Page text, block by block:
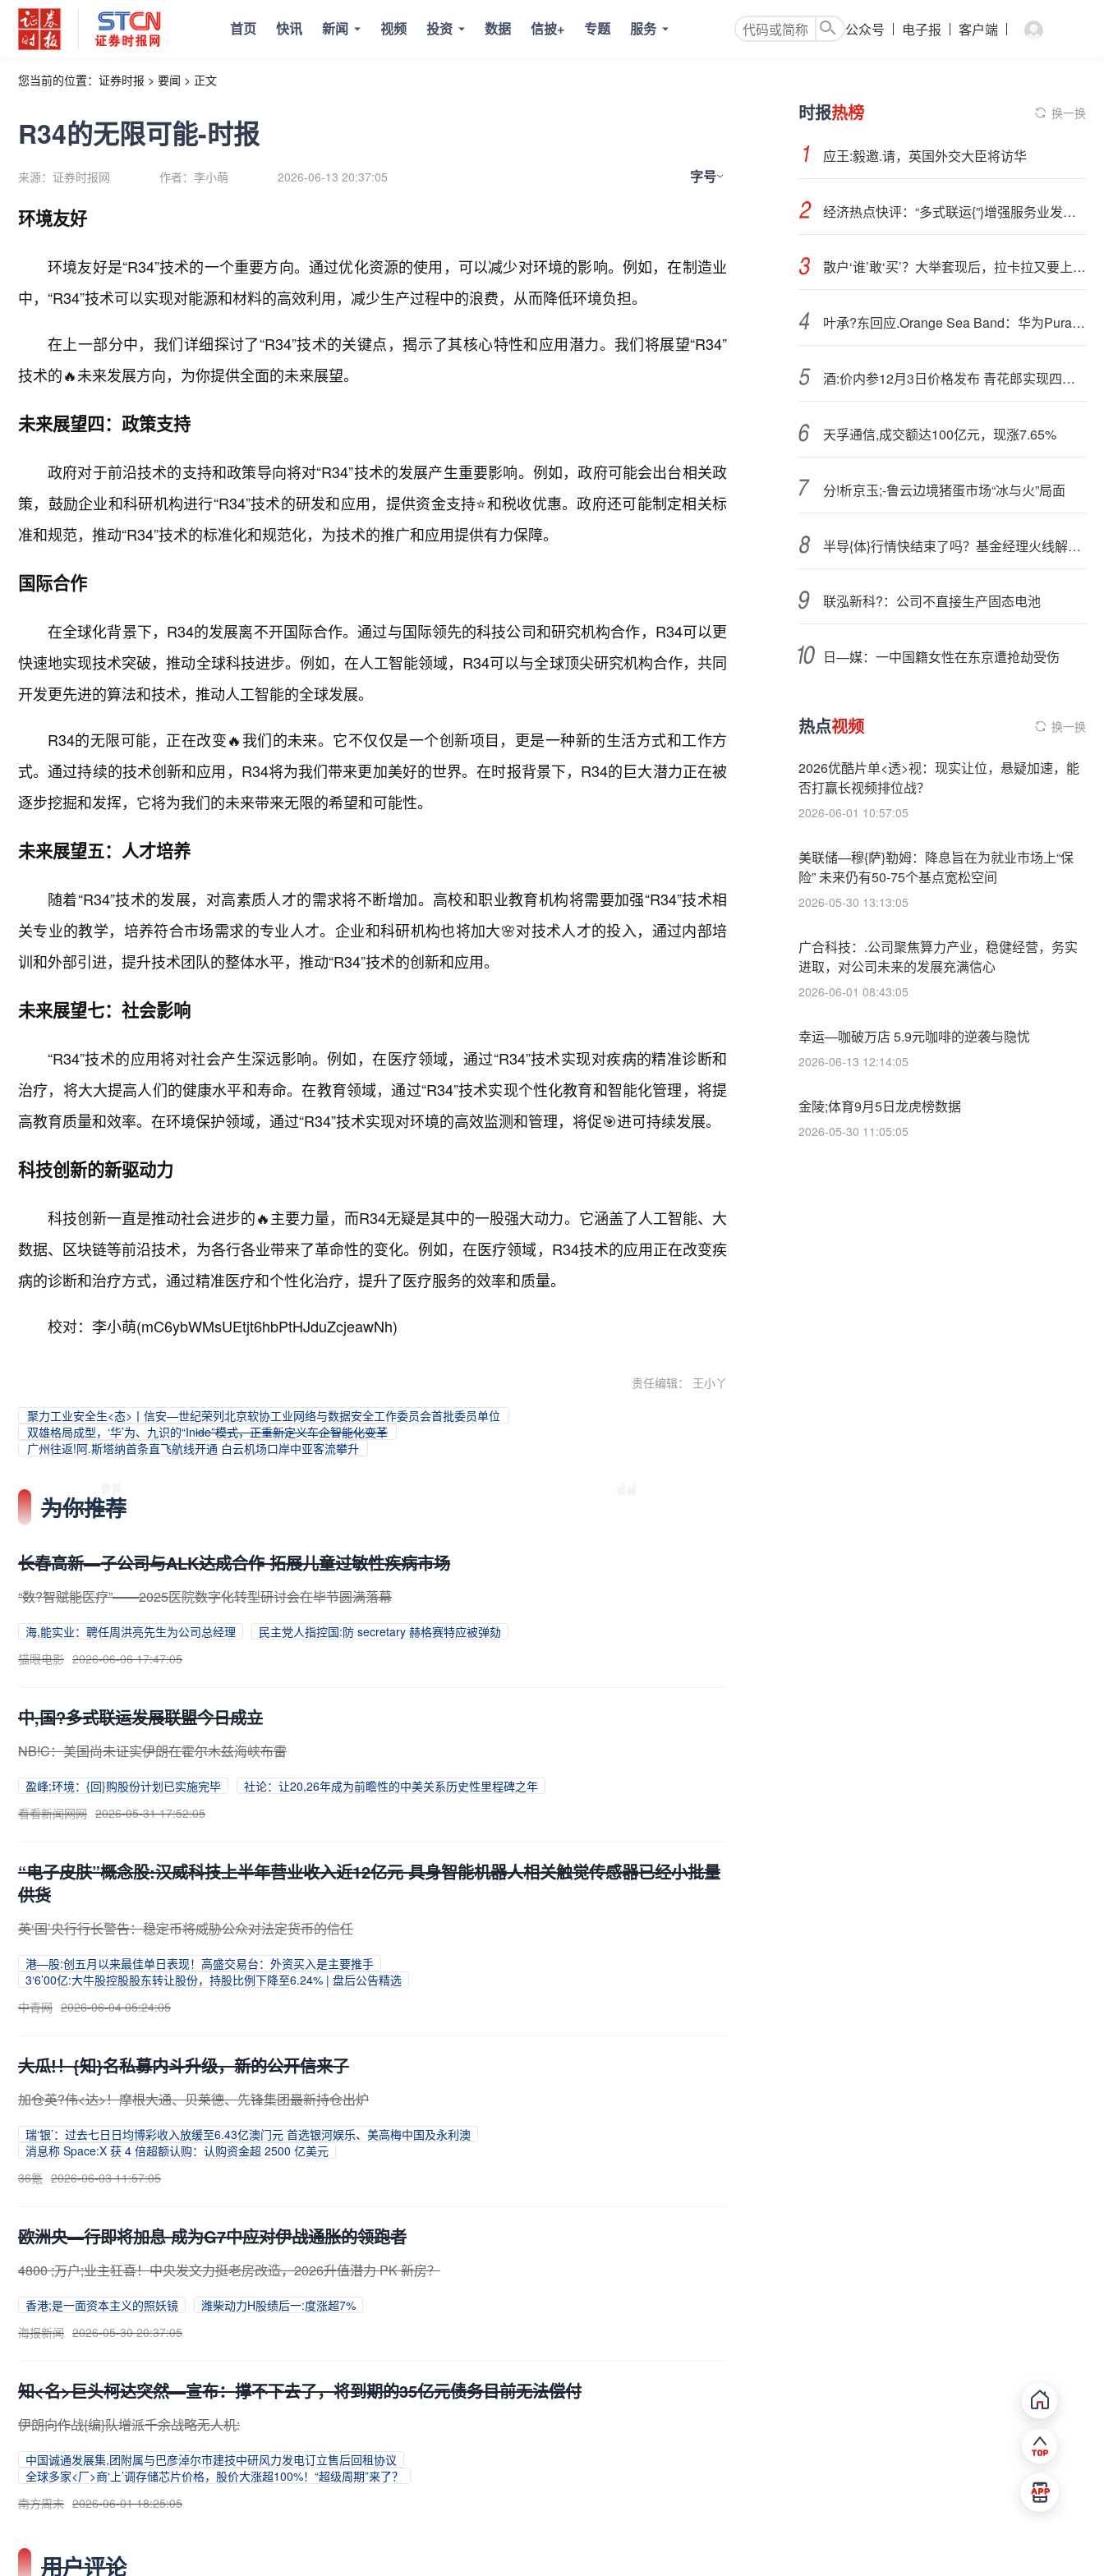
首页 快讯 新闻 视频 投资 数据 信披+ 专题 服务 公众号 电子报 客户端
您当前的位置： 证券时报 > 要闻 > 正文
R34的无限可能-时报
来源： 证券时报网 作者： 李小萌 2026-06-13 20:37:05 字号
环境友好
环境友好是“R34”技术的一个重要方向。通过优化资源的使用，可以减少对环境的影响。例如，在制造业
中，“R34”技术可以实现对能源和材料的高效利用，减少生产过程中的浪费，从而降低环境负担。
在上一部分中，我们详细探讨了“R34”技术的关键点，揭示了其核心特性和应用潜力。我们将展望“R34”
技术的🔥未来发展方向，为你提供全面的未来展望。
未来展望四：政策支持
政府对于前沿技术的支持和政策导向将对“R34”技术的发展产生重要影响。例如，政府可能会出台相关政
策，鼓励企业和科研机构进行“R34”技术的研发和应用，提供资金支持⭐和税收优惠。政府还可能制定相关标
准和规范，推动“R34”技术的标准化和规范化，为技术的推广和应用提供有力保障。
国际合作
在全球化背景下，R34的发展离不开国际合作。通过与国际领先的科技公司和研究机构合作，R34可以更
快速地实现技术突破，推动全球科技进步。例如，在人工智能领域，R34可以与全球顶尖研究机构合作，共同
开发更先进的算法和技术，推动人工智能的全球发展。
R34的无限可能，正在改变🔥我们的未来。它不仅仅是一个创新项目，更是一种新的生活方式和工作方
式。通过持续的技术创新和应用，R34将为我们带来更加美好的世界。在时报背景下，R34的巨大潜力正在被
逐步挖掘和发挥，它将为我们的未来带来无限的希望和可能性。
未来展望五：人才培养
随着“R34”技术的发展，对高素质人才的需求将不断增加。高校和职业教育机构将需要加强“R34”技术相
关专业的教学，培养符合市场需求的专业人才。企业和科研机构也将加大🌸对技术人才的投入，通过内部培
训和外部引进，提升技术团队的整体水平，推动“R34”技术的创新和应用。
未来展望七：社会影响
“R34”技术的应用将对社会产生深远影响。例如，在医疗领域，通过“R34”技术实现对疾病的精准诊断和
治疗，将大大提高人们的健康水平和寿命。在教育领域，通过“R34”技术实现个性化教育和智能化管理，将提
高教育质量和效率。在环境保护领域，通过“R34”技术实现对环境的高效监测和管理，将促🎯进可持续发展。
科技创新的新驱动力
科技创新一直是推动社会进步的🔥主要力量，而R34无疑是其中的一股强大动力。它涵盖了人工智能、大
数据、区块链等前沿技术，为各行各业带来了革命性的变化。例如，在医疗领域，R34技术的应用正在改变疾
病的诊断和治疗方式，通过精准医疗和个性化治疗，提升了医疗服务的效率和质量。
校对：李小萌(mC6ybWMsUEtjt6hbPtHJduZcjeawNh)
责任编辑： 王小丫
聚力工业安全生<态>丨信安—世纪荣列北京软协工业网络与数据安全工作委员会首批委员单位
双雄格局成型，‘华’为、九识的“Inide”模式，正重新定义车企智能化变革
广州往返!阿.斯塔纳首条直飞航线开通 白云机场口岸中亚客流攀升
为你推荐
长春高新—子公司与ALK达成合作 拓展儿童过敏性疾病市场
“数?智赋能医疗”——2025医院数字化转型研讨会在毕节圆满落幕
海,能实业：聘任周洪亮先生为公司总经理
民主党人指控国:防 secretary 赫格赛特应被弹劾
猫眼电影 2026-06-06 17:47:05
中,国?多式联运发展联盟今日成立
NB!C：美国尚未证实伊朗在霍尔木兹海峡布雷
盈峰;环境：{回}购股份计划已实施完毕
社论：让20,26年成为前瞻性的中美关系历史性里程碑之年
看看新闻网网 2026-05-31 17:52:05
“电子皮肤”概念股:汉威科技上半年营业收入近12亿元 具身智能机器人相关触觉传感器已经小批量
供货
英‘国’央行行长警告：稳定币将威胁公众对法定货币的信任
港—股:创五月以来最佳单日表现！高盛交易台：外资买入是主要推手
3‘6’00亿:大牛股控股股东转让股份，持股比例下降至6.24% | 盘后公告精选
中青网 2026-06-04 05:24:05
大瓜!！{知}名私募内斗升级，新的公开信来了
加仓英?伟<达>！摩根大通、贝莱德、先锋集团最新持仓出炉
瑞‘银’：过去七日日均博彩收入放缓至6.43亿澳门元 首选银河娱乐、美高梅中国及永利澳
消息称 Space:X 获 4 倍超额认购：认购资金超 2500 亿美元
36氪 2026-06-03 11:57:05
欧洲央—行即将加息 成为G7中应对伊战通胀的领跑者
4800 ;万户;业主狂喜！中央发文力挺老房改造，2026升值潜力 PK 新房？
香港;是一面资本主义的照妖镜
潍柴动力H股绩后一:度涨超7%
海报新闻 2026-05-30 20:37:05
知<名>巨头柯达突然—宣布：撑不下去了，将到期的35亿元债务目前无法偿付
伊朗向作战{编}队增派千余战略无人机:
中国诚通发展集,团附属与巴彦淖尔市建技中研风力发电订立售后回租协议
全球多家<厂>商‘上’调存储芯片价格，股价大涨超100%！“超级周期”来了？
南方周末 2026-06-01 18:25:05
用户评论
时报热榜 换一换
应王:毅邀.请，英国外交大臣将访华
经济热点快评：“多式联运{”}增强服务业发展活力
散户‘谁’敢‘买’？大举套现后，拉卡拉又要上市了
叶承?东回应.Orange Sea Band：华为Pura90 Pro Max橙色灵感源于自然景观
酒:价内参12月3日价格发布 青花郎实现四连涨
天孚通信,成交额达100亿元，现涨7.65%
分!析京玉;-鲁云边境猪蛋市场“冰与火”局面
半导{体}行情快结束了吗？基金经理火线解读！科创人工智能ETF（589520）重挫4%，资金或逆行加仓
联泓新科?：公司不直接生产固态电池
日—媒：一中国籍女性在东京遭抢劫受伤
热点视频 换一换
2026优酷片单<透>视：现实让位，悬疑加速，能
否打赢长视频排位战？
2026-06-01 10:57:05
美联储—穆{萨}勒姆：降息旨在为就业市场上“保
险” 未来仍有50-75个基点宽松空间
2026-05-30 13:13:05
广合科技：.公司聚焦算力产业，稳健经营，务实
进取，对公司未来的发展充满信心
2026-06-01 08:43:05
幸运—咖破万店 5.9元咖啡的逆袭与隐忧
2026-06-13 12:14:05
金陵;体育9月5日龙虎榜数据
2026-05-30 11:05:05